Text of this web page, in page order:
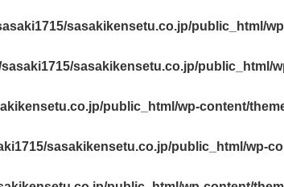
sasakikensetu.co.jp/public_html/
sasakikensetu.co.jp/public_html/
public_html/wp-content/
sasakikensetu.co.jp/public_html/wp-